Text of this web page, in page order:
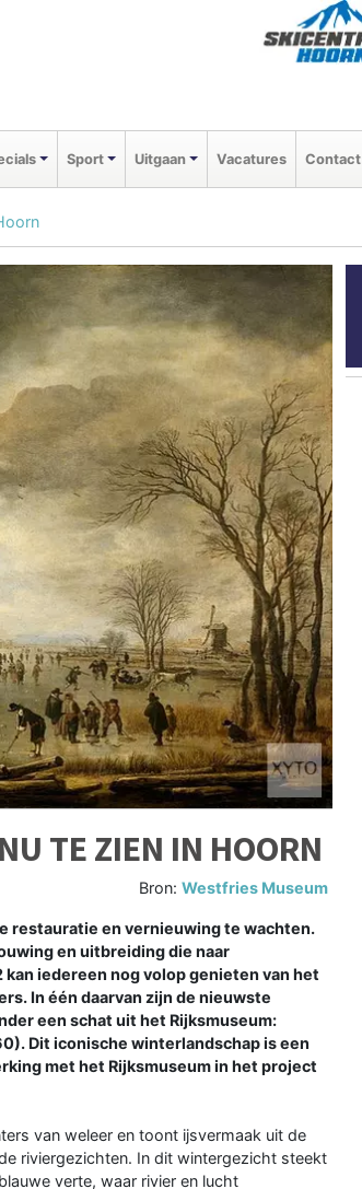
Sport Uitgaan Vacatures Contact
TE ZIEN IN HOORN
Bron:Westfries Museum
restauratie en vernieuwing te wachten.
en uitbreiding die naar
iedereen nog volop genieten van het
In één daarvan zijn de nieuwste
een schat uit het Rijksmuseum:
Dit iconische winterlandschap is een
met het Rijksmuseum in het project
van weleer en toont ijsvermaak uit de
riviergezichten. In dit wintergezicht steekt
verte, waar rivier en lucht